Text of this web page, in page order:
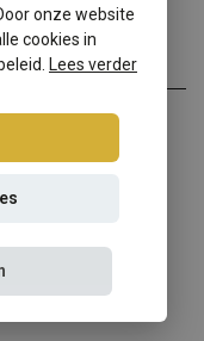
onze website
cookies in
Lees verder